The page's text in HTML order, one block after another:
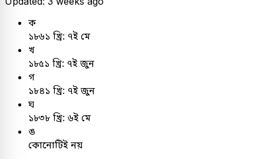
ক
১৮৬১ খ্রি: ৭ই মে
খ
১৮৫১ খ্রি: ৭ই জুন
গ
১৮৪১ খ্রি: ৭ই জুন
ঘ
১৮৩৮ খ্রি: ৬ই মে
ঙ
কোনোটিই নয়